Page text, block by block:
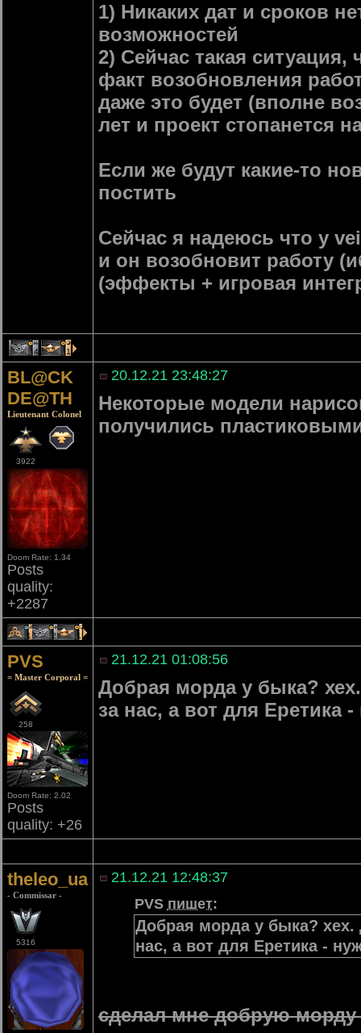
1) Никаких дат и сроков
возможностей
2) Сейчас такая
факт возобновления
даже это будет (вполне
лет и проект стопанется
Если же будут какие-то
постить
Сейчас я надеюсь что у
и он возобновит работу
(эффекты + игровая
4 1
BL@CK
DE@TH
Lieutenant Colonel
3922
Doom Rate: 1.34
Posts
quality:
+2287
20.12.21 23:48:27
Некоторые модели
получились
1 2 1
PVS
= Master Corporal =
258
Doom Rate: 2.02
Posts
quality: +26
21.12.21 01:08:56
Добрая морда у быка?
за нас, а вот для Еретика
theleo_ua
- Commissar -
5316
21.12.21 12:48:37
PVS пишет:
Добрая морда у быка? хех.
нас, а вот для Еретика -
сделал мне добрую морду